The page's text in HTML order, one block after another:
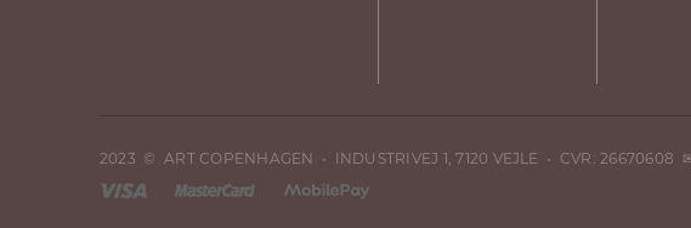
2023 © ART COPENHAGEN • INDUSTRIVEJ 1, 7120 VEJLE • CVR: 26670608